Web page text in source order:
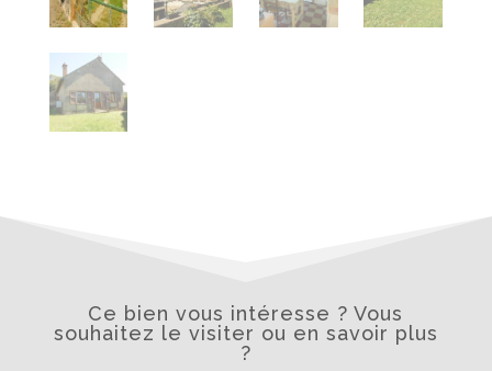
Ce bien vous intéresse ? Vous
souhaitez le visiter ou en savoir plus
?